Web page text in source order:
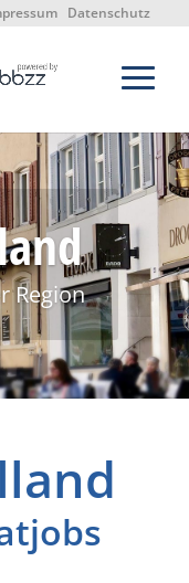
Datenschutz
Region